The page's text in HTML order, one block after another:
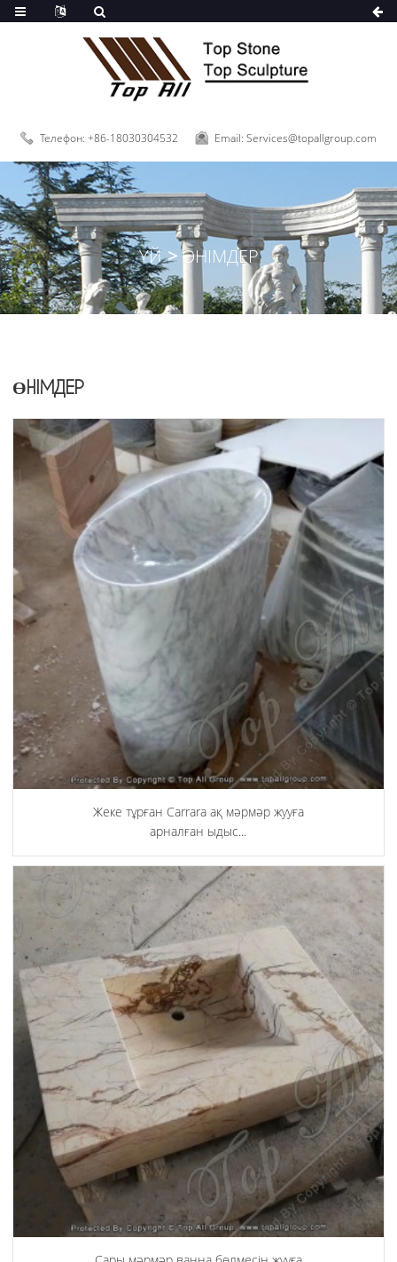
Телефон: +86-18030304532 Email: Services@topallgroup.com
ҮЙ ӨНІМДЕР
ӨНІМДЕР
Жеке тұрған Carrara ақ мәрмәр жууға
арналған ыдыс...